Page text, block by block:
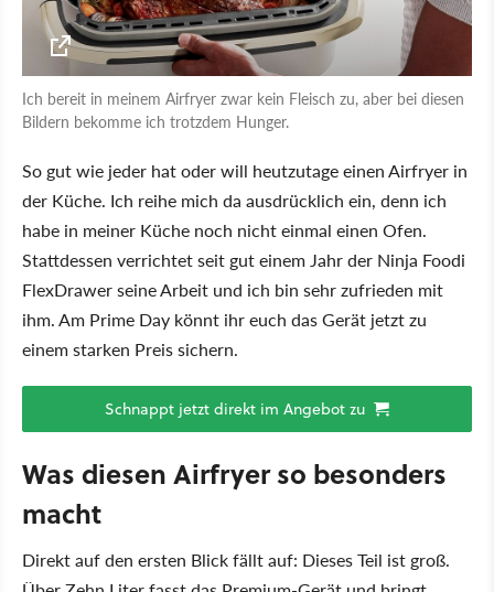
Ich bereit in meinem Airfryer zwar kein Fleisch zu, aber bei diesen
Bildern bekomme ich trotzdem Hunger.
So gut wie jeder hat oder will heutzutage einen Airfryer in
der Küche. Ich reihe mich da ausdrücklich ein, denn ich
habe in meiner Küche noch nicht einmal einen Ofen.
Stattdessen verrichtet seit gut einem Jahr der Ninja Foodi
FlexDrawer seine Arbeit und ich bin sehr zufrieden mit
ihm. Am Prime Day könnt ihr euch das Gerät jetzt zu
einem starken Preis sichern.
Schnappt jetzt direkt im Angebot zu
Was diesen Airfryer so besonders
macht
Direkt auf den ersten Blick fällt auf: Dieses Teil ist groß.